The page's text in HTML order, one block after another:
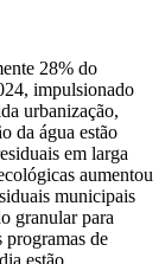
28% do
impulsionado
urbanização,
da água estão
em larga
aumentou
municipais
granular para
programas de
estão